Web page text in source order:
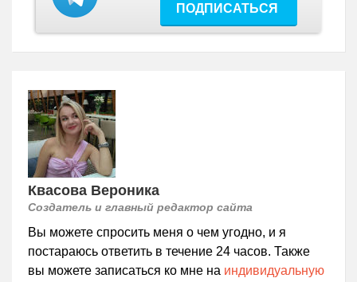
ПОДПИСАТЬСЯ
Квасова Вероника
Создатель и главный редактор сайта
Вы можете спросить меня о чем угодно, и я
постараюсь ответить в течение 24 часов. Также
вы можете записаться ко мне на индивидуальную